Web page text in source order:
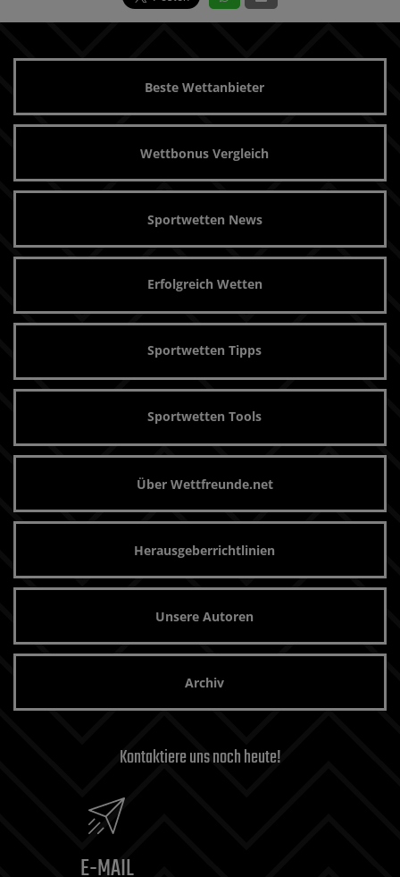
Beste Wettanbieter
Wettbonus Vergleich
Sportwetten News
Erfolgreich Wetten
Sportwetten Tipps
Sportwetten Tools
Über Wettfreunde.net
Herausgeberrichtlinien
Unsere Autoren
Archiv
Kontaktiere uns noch heute!
E-MAIL